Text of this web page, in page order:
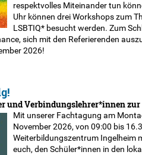
respektvolles Miteinander tun
Uhr können drei Workshops zum
LSBTIQ* besucht werden. Zum
sich mit den Referierenden
2026!
und Verbindungslehrer*innen zur
Mit unserer Fachtagung am
November 2026, von 09:00 bis
Weiterbildungszentrum Ingelheim
euch, den Schüler*innen in den